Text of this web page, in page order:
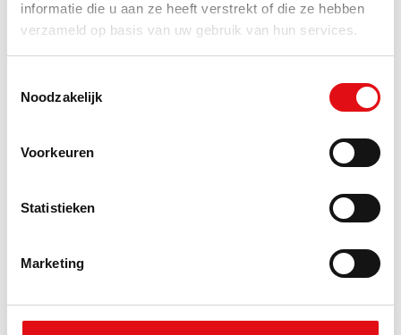
informatie die u aan ze heeft verstrekt of die ze hebben
verzameld op basis van uw gebruik van hun services.
Noodzakelijk
Voorkeuren
Statistieken
Marketing
Achteruitkijkspiegels met
Adaptor CB-aansluiting